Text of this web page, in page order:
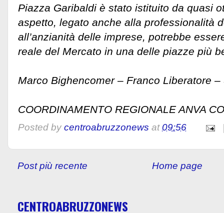
Piazza Garibaldi è stato istituito da quasi
aspetto, legato anche alla professionalità
all’anzianità delle imprese, potrebbe
reale del Mercato in una delle piazze più
Marco Bighencomer – Franco Liberatore
COORDINAMENTO REGIONALE ANVA
Posted by centroabruzzonews at09:56
Post più recente Home page
CENTROABRUZZONEWS